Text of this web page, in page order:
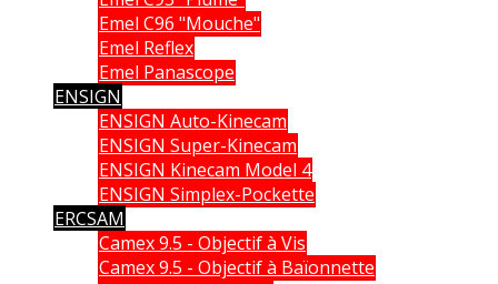
Emel C96 "Mouche"
Emel Reflex
Emel Panascope
ENSIGN
ENSIGN Auto-Kinecam
ENSIGN Super-Kinecam
ENSIGN Kinecam Model 4
ENSIGN Simplex-Pockette
ERCSAM
Camex 9.5 - Objectif à Vis
Camex 9.5 - Objectif à Baïonnette